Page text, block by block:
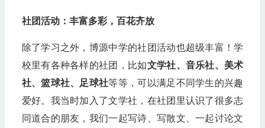
社团活动：丰富多彩，百花齐放
除了学习之外，博源中学的社团活动也超级丰富！学
校里有各种各样的社团，比如文学社、音乐社、美术
社、篮球社、足球社等等，可以满足不同学生的兴趣
爱好。我当时加入了文学社，在社团里认识了很多志
同道合的朋友，我们一起写诗、写散文、一起讨论文